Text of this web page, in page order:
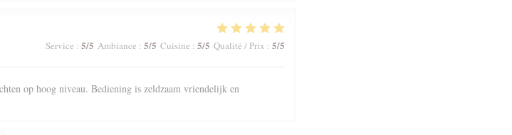
Service : 5/5 Ambiance : 5/5 Cuisine : 5/5 Qualité / Prix : 5/5
op hoog niveau. Bediening is zeldzaam vriendelijk en